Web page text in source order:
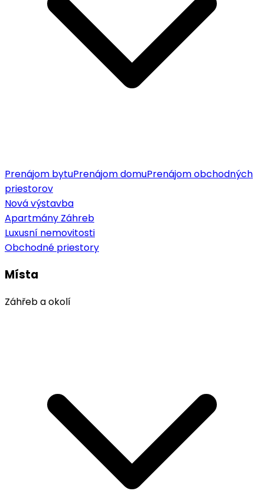
Prenájom bytuPrenájom domuPrenájom obchodných
priestorov
Nová výstavba
Apartmány Záhreb
Luxusní nemovitosti
Obchodné priestory
Místa
Záhřeb a okolí